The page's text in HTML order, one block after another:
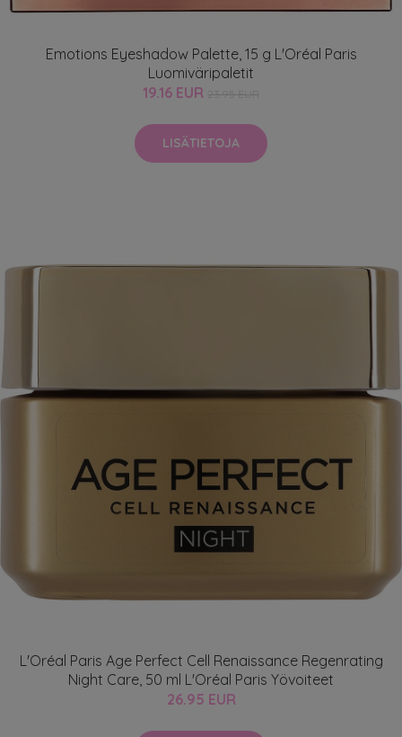
Emotions Eyeshadow Palette, 15 g L'Oréal Paris
Luomiväripaletit
19.16 EUR
LISÄTIETOJA
L'Oréal Paris Age Perfect Cell Renaissance Regenrating
Night Care, 50 ml L'Oréal Paris Yövoiteet
26.95 EUR